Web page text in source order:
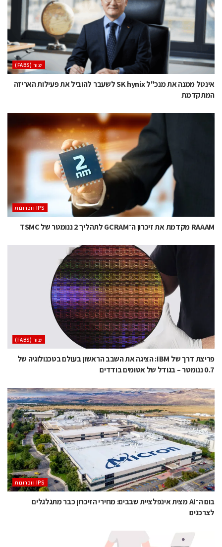
‫יצור (‪(FABS‬‬
אינטל ממנה את מנכ"ל SK hynix לשעבר להוביל את פעילות האריזה
המתקדמת
RAAAM מקדמת את זיכרון ה־GCRAM לתהליך 2 ננומטר של TSMC
‫יצור (‪(FABS‬‬
פריצת דרך של IBM: הציגה את השבב הראשון בעולם בטכנולוגיה של
0.7 ננומטר – בגודל של אטומים בודדים
בום ה־AI מצית אינפלציית שבבים: מחירי הזיכרון כבר מתגלגלים
לצרכנים